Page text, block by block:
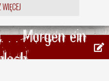
. . Morgen ein